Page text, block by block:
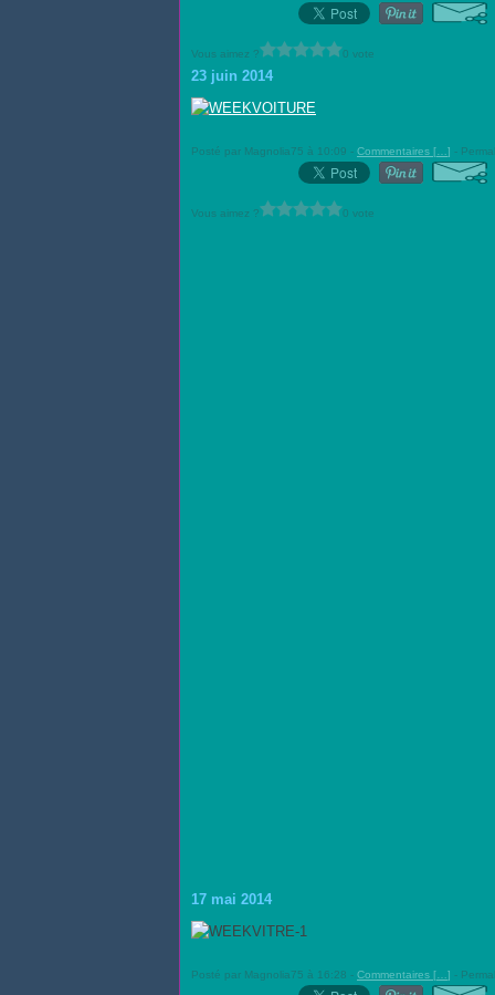
Vous aimez ? 0 vote
23 juin 2014
Posté par Magnolia75 à 10:09 - Commentaires [ ] -
Vous aimez ? 0 vote
17 mai 2014
Posté par Magnolia75 à 16:28 - Commentaires [ ] -